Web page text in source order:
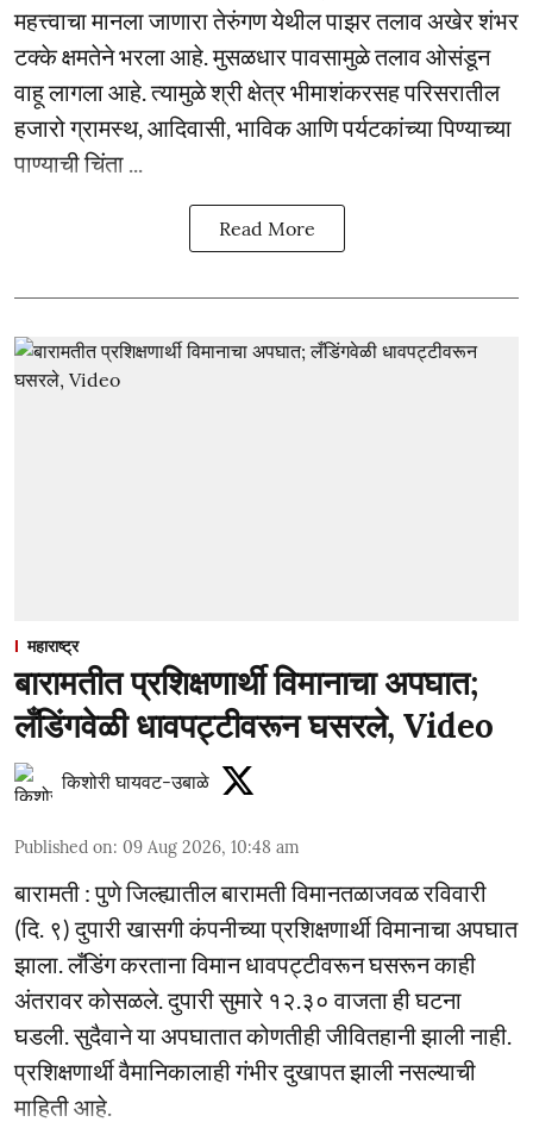
महत्त्वाचा मानला जाणारा तेरुंगण येथील पाझर तलाव अखेर शंभर
टक्के क्षमतेने भरला आहे. मुसळधार पावसामुळे तलाव ओसंडून
वाहू लागला आहे. त्यामुळे श्री क्षेत्र भीमाशंकरसह परिसरातील
हजारो ग्रामस्थ, आदिवासी, भाविक आणि पर्यटकांच्या पिण्याच्या
पाण्याची चिंता ...
Read More
महाराष्ट्र
बारामतीत प्रशिक्षणार्थी विमानाचा अपघात;
लँडिंगवेळी धावपट्टीवरून घसरले, Video
किशोरी घायवट-उबाळे
Published on: 09 Aug 2026, 10:48 am
बारामती : पुणे जिल्ह्यातील बारामती विमानतळाजवळ रविवारी
(दि. ९) दुपारी खासगी कंपनीच्या प्रशिक्षणार्थी विमानाचा अपघात
झाला. लँडिंग करताना विमान धावपट्टीवरून घसरून काही
अंतरावर कोसळले. दुपारी सुमारे १२.३० वाजता ही घटना
घडली. सुदैवाने या अपघातात कोणतीही जीवितहानी झाली नाही.
प्रशिक्षणार्थी वैमानिकालाही गंभीर दुखापत झाली नसल्याची
माहिती आहे.